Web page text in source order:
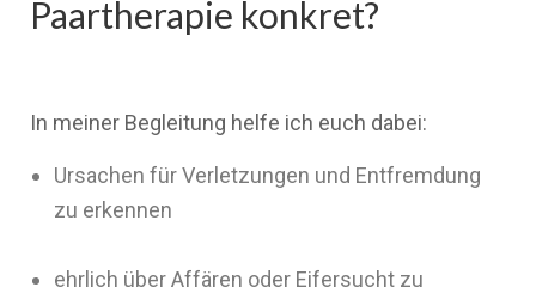
Paartherapie konkret?
In meiner Begleitung helfe ich euch dabei:
Ursachen für Verletzungen und Entfremdung
zu erkennen
ehrlich über Affären oder Eifersucht zu